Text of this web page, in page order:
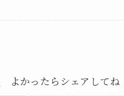
よかったらシェアしてね